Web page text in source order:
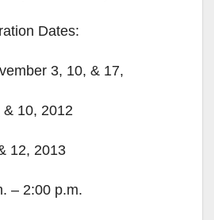
Dates:
3, 10, & 17,
10, 2012
12, 2013
– 2:00 p.m.